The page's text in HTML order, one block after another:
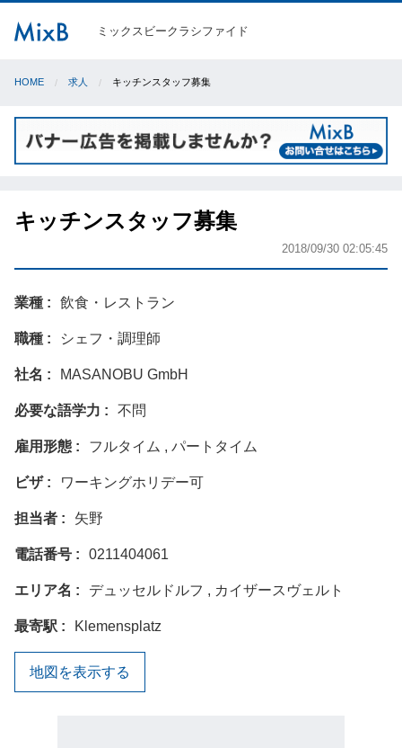
ミックスビークラシファイド
HOME 求人 キッチンスタッフ募集
キッチンスタッフ募集
2018/09/30 02:05:45
業種 飲食・レストラン
職種 シェフ・調理師
社名 MASANOBU GmbH
必要な語学力 不問
雇用形態 フルタイム , パートタイム
ビザ ワーキングホリデー可
担当者 矢野
電話番号 0211404061
エリア名 デュッセルドルフ , カイザースヴェルト
最寄駅 Klemensplatz
地図を表示する